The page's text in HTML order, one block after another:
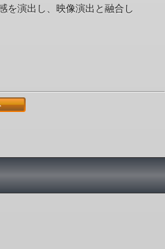
を演出し、映像演出と融合し